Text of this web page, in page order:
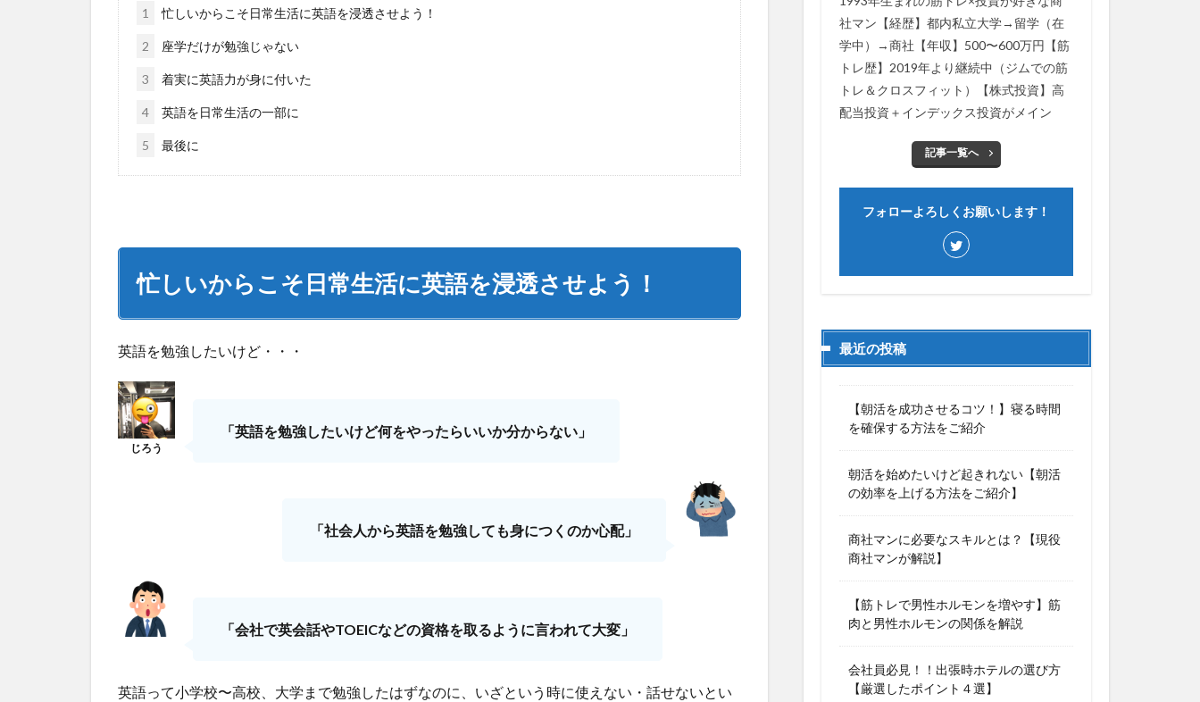
1 忙しいからこそ日常生活に英語を浸透させよう！
2 座学だけが勉強じゃない
3 着実に英語力が身に付いた
4 英語を日常生活の一部に
5 最後に
忙しいからこそ日常生活に英語を浸透させよう！
英語を勉強したいけど・・・
「英語を勉強したいけど何をやったらいいか分からない」
「社会人から英語を勉強しても身につくのか心配」
「会社で英会話やTOEICなどの資格を取るように言われて大変」
英語って小学校〜高校、大学まで勉強したはずなのに、いざという時に使えない・話せないとい
社マン【経歴】都内私立大学→留学（在
学中）→商社【年収】500〜600万円【筋
トレ歴】2019年より継続中（ジムでの筋
トレ＆クロスフィット）【株式投資】高
配当投資＋インデックス投資がメイン
記事一覧へ
フォローよろしくお願いします！
最近の投稿
【朝活を成功させるコツ！】寝る時間
を確保する方法をご紹介
朝活を始めたいけど起きれない【朝活
の効率を上げる方法をご紹介】
商社マンに必要なスキルとは？【現役
商社マンが解説】
【筋トレで男性ホルモンを増やす】筋
肉と男性ホルモンの関係を解説
会社員必見！！出張時ホテルの選び方
【厳選したポイント４選】